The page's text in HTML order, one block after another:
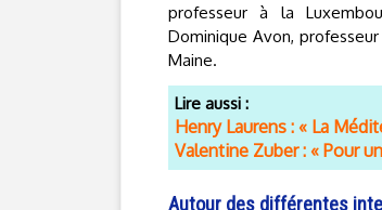
professeur à la
Dominique Avon,
Maine.
Lire aussi :
Henry Laurens : « La
Valentine Zuber : « Pour
Autour des différentes